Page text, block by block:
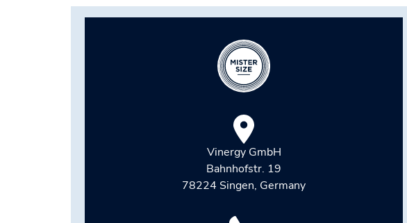
Vinergy GmbH
Bahnhofstr. 19
78224 Singen, Germany